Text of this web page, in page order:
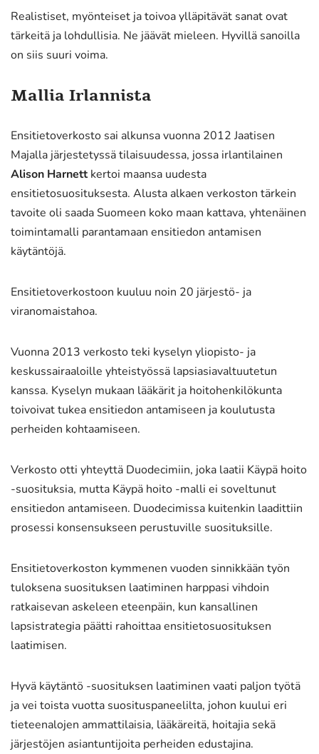
Realistiset, myönteiset ja toivoa ylläpitävät sanat ovat
tärkeitä ja lohdullisia. Ne jäävät mieleen. Hyvillä sanoilla
on siis suuri voima.
Mallia Irlannista
Ensitietoverkosto sai alkunsa vuonna 2012 Jaatisen
Majalla järjestetyssä tilaisuudessa, jossa irlantilainen
Alison Harnettkertoi maansa uudesta
ensitietosuosituksesta. Alusta alkaen verkoston tärkein
tavoite oli saada Suomeen koko maan kattava, yhtenäinen
toimintamalli parantamaan ensitiedon antamisen
käytäntöjä.
Ensitietoverkostoon kuuluu noin 20 järjestö- ja
viranomaistahoa.
Vuonna 2013 verkosto teki kyselyn yliopisto- ja
keskussairaaloille yhteistyössä lapsiasiavaltuutetun
kanssa. Kyselyn mukaan lääkärit ja hoitohenkilökunta
toivoivat tukea ensitiedon antamiseen ja koulutusta
perheiden kohtaamiseen.
Verkosto otti yhteyttä Duodecimiin, joka laatii Käypä hoito
-suosituksia, mutta Käypä hoito -malli ei soveltunut
ensitiedon antamiseen. Duodecimissa kuitenkin laadittiin
prosessi konsensukseen perustuville suosituksille.
Ensitietoverkoston kymmenen vuoden sinnikkään työn
tuloksena suosituksen laatiminen harppasi vihdoin
ratkaisevan askeleen eteenpäin, kun kansallinen
lapsistrategia päätti rahoittaa ensitietosuosituksen
laatimisen.
Hyvä käytäntö -suosituksen laatiminen vaati paljon työtä
ja vei toista vuotta suosituspaneelilta, johon kuului eri
tieteenalojen ammattilaisia, lääkäreitä, hoitajia sekä
järjestöjen asiantuntijoita perheiden edustajina.